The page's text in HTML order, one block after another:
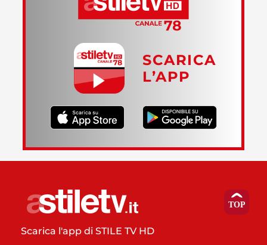
SCARICA
L’APP
Scarica l'app di STILE TV HD